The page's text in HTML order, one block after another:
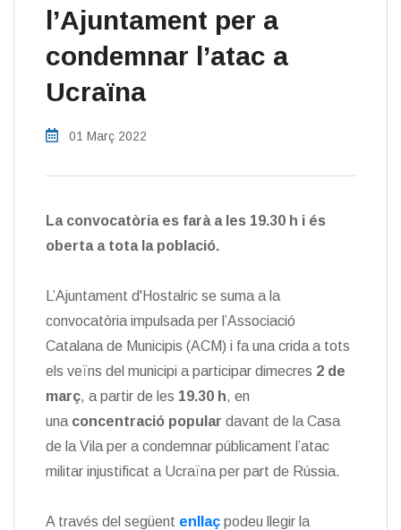
l’Ajuntament per a
condemnar l’atac a
Ucraïna
01 Març 2022
La convocatòria es farà a les 19.30 h i és
oberta a tota la població.
L’Ajuntament d'Hostalric se suma a la
convocatòria impulsada per l’Associació
Catalana de Municipis (ACM) i fa una crida a tots
els veïns del municipi a participar dimecres 2 de
març, a partir de les 19.30 h, en
una concentració popular davant de la Casa
de la Vila per a condemnar públicament l’atac
militar injustificat a Ucraïna per part de Rússia.
A través del següent enllaç podeu llegir la